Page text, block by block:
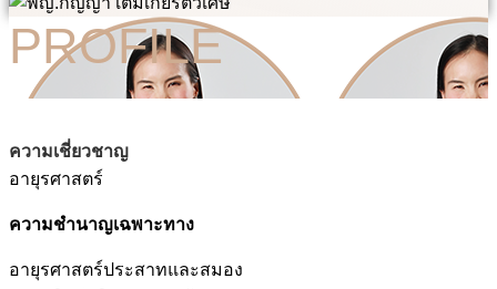
PROFILE
ความเชี่ยวชาญ
อายุรศาสตร์
ความชำนาญเฉพาะทาง
อายุรศาสตร์ประสาทและสมอง